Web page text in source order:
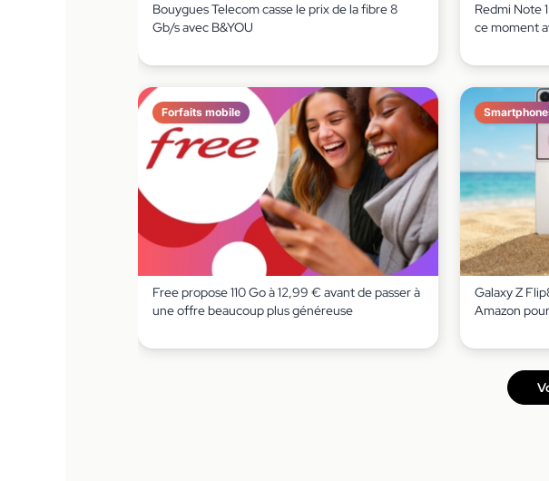
Bouygues Telecom casse le prix de la fibre 8
Gb/s avec B&YOU
Redmi Note
ce moment
Forfaits mobile
Free propose 110 Go à 12,99 € avant de passer à
une offre beaucoup plus généreuse
Galaxy Z
Amazon